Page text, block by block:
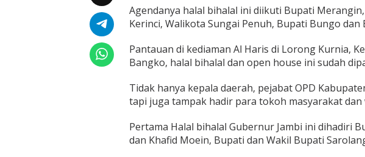
e
r
h
J
a
b
i
l
a
Agendanya halal bihalal ini diikuti Bupati
Kerinci, Walikota Sungai Penuh, Bupati Bungo dan
Pantauan di kediaman Al Haris di Lorong Kurnia,
Bangko, halal bihalal dan open house ini sudah
Tidak hanya kepala daerah, pejabat OPD
tapi juga tampak hadir para tokoh masyarakat dan
Pertama Halal bihalal Gubernur Jambi ini dihadiri
dan Khafid Moein, Bupati dan Wakil Bupati